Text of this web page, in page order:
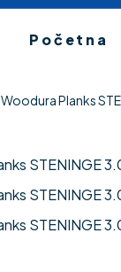
Početna
Woodura Planks